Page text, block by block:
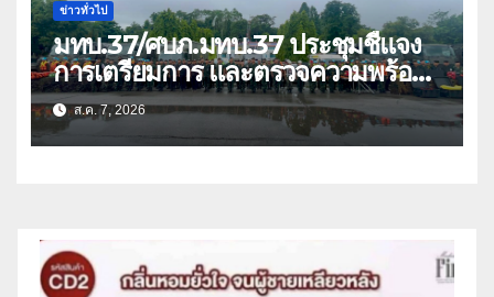
ข่าวทั่วไป
มทบ.37/ศบภ.มทบ.37 ประชุมชี้แจง
การเตรียมการ และตรวจความพร้อม
ด้านการบรรเทาสาธารณภัย
ส.ค. 7, 2026